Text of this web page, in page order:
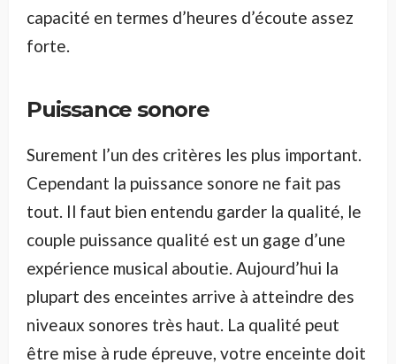
capacité en termes d’heures d’écoute assez
forte.
Puissance sonore
Surement l’un des critères les plus important.
Cependant la puissance sonore ne fait pas
tout. Il faut bien entendu garder la qualité, le
couple puissance qualité est un gage d’une
expérience musical aboutie. Aujourd’hui la
plupart des enceintes arrive à atteindre des
niveaux sonores très haut. La qualité peut
être mise à rude épreuve, votre enceinte doit